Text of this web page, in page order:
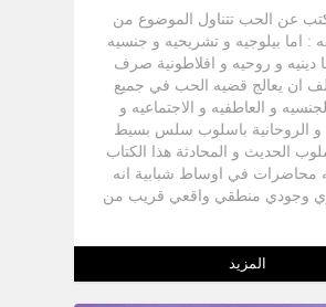
عن الحب تتناول الموضوع من
: اما بيلوجيه و تشريحيه و جنسيه
دينيه و روحيه و افلاطونية صرف
ان يعالج قضيه الحب في جميع
الجنسيه و العاطفيه و الاجتماعيه و
و الروحانية باسلوب سلس بسيط
الحديث و المحادثة هذا الكتاب
محاضرات في اوساط شبابية انه
وجودي منطقي واقعي قريب من
المزيد